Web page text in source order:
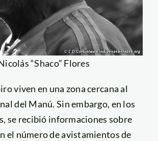
“Shaco” Flores
viven en una zona cercana al
del Manú. Sin embargo, en los
se recibió informaciones sobre
el número de avistamientos de